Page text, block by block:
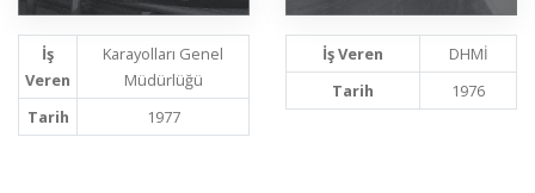
İş
Veren
Karayolları Genel
Müdürlüğü
Tarih
1977
İş Veren
DHMİ
Tarih
1976